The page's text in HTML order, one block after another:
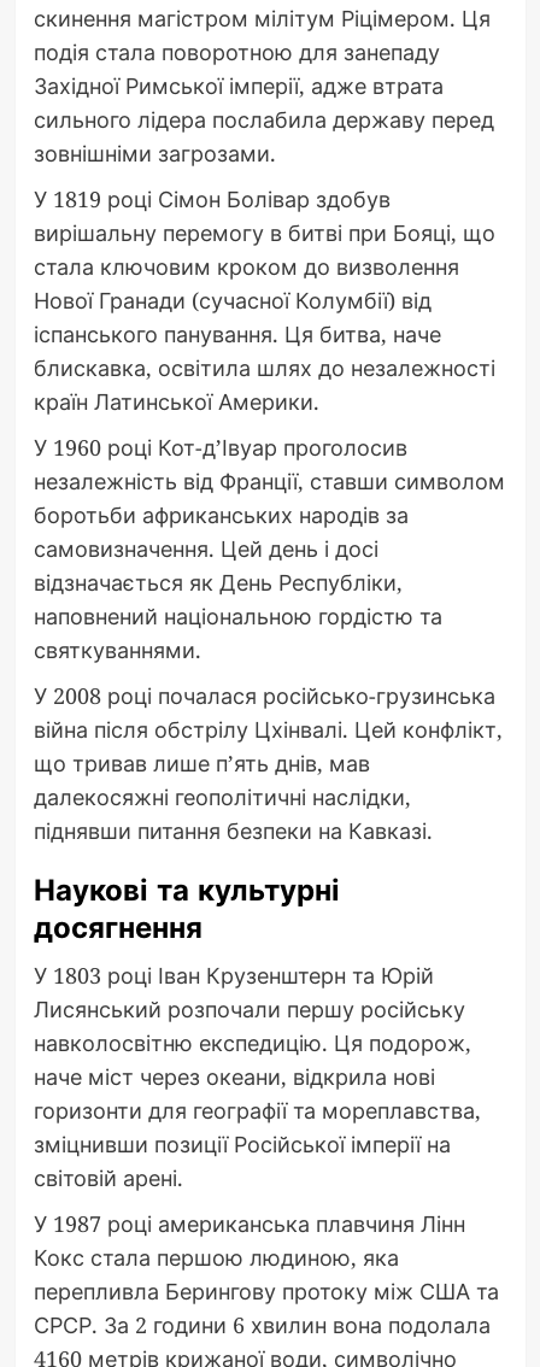
скинення магістром мілітум Ріцімером. Ця
подія стала поворотною для занепаду
Західної Римської імперії, адже втрата
сильного лідера послабила державу перед
зовнішніми загрозами.
У 1819 році Сімон Болівар здобув
вирішальну перемогу в битві при Бояці, що
стала ключовим кроком до визволення
Нової Гранади (сучасної Колумбії) від
іспанського панування. Ця битва, наче
блискавка, освітила шлях до незалежності
країн Латинської Америки.
У 1960 році Кот-д’Івуар проголосив
незалежність від Франції, ставши символом
боротьби африканських народів за
самовизначення. Цей день і досі
відзначається як День Республіки,
наповнений національною гордістю та
святкуваннями.
У 2008 році почалася російсько-грузинська
війна після обстрілу Цхінвалі. Цей конфлікт,
що тривав лише п’ять днів, мав
далекосяжні геополітичні наслідки,
піднявши питання безпеки на Кавказі.
Наукові та культурні
досягнення
У 1803 році Іван Крузенштерн та Юрій
Лисянський розпочали першу російську
навколосвітню експедицію. Ця подорож,
наче міст через океани, відкрила нові
горизонти для географії та мореплавства,
зміцнивши позиції Російської імперії на
світовій арені.
У 1987 році американська плавчиня Лінн
Кокс стала першою людиною, яка
перепливла Берингову протоку між США та
СРСР. За 2 години 6 хвилин вона подолала
4160 метрів крижаної води, символічно